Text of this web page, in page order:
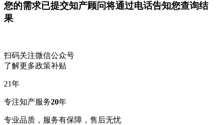
您的需求已提交知产顾问将通过电话告知您查询结
果
扫码关注微信公众号
了解更多政策补贴
21年
专注知产服务20年
专业品质，服务有保障，售后无忧